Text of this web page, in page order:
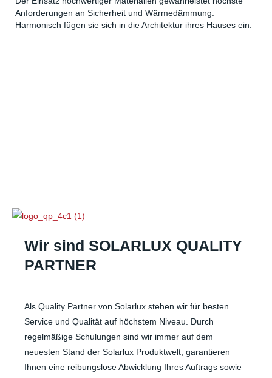
Anforderungen an Sicherheit und Wärmedämmung.
Harmonisch fügen sie sich in die Architektur ihres Hauses ein.
Wir sind SOLARLUX QUALITY
PARTNER
Als Quality Partner von Solarlux stehen wir für besten
Service und Qualität auf höchstem Niveau. Durch
regelmäßige Schulungen sind wir immer auf dem
neuesten Stand der Solarlux Produktwelt, garantieren
Ihnen eine reibungslose Abwicklung Ihres Auftrags sowie